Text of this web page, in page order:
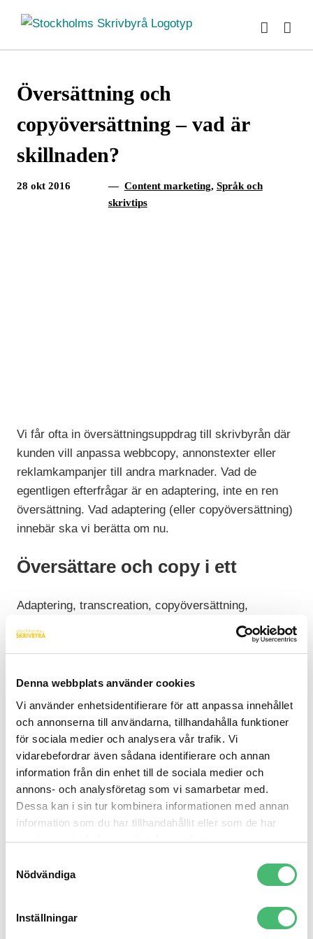
Denna webbplats använder cookies
Vi använder enhetsidentifierare för att anpassa innehållet
och annonserna till användarna, tillhandahålla funktioner
för sociala medier och analysera vår trafik. Vi
vidarebefordrar även sådana identifierare och annan
information från din enhet till de sociala medier och
annons- och analysföretag som vi samarbetar med.
Dessa kan i sin tur kombinera informationen med annan
information som du har tillhandahållit eller som de har
samlat in när du har använt deras tjänster.
Nödvändiga
Inställningar
innehållet
Översättning och
copyöversättning – vad är
skillnaden?
28 okt 2016 — Content marketing, Språk och
skrivtips
Vi får ofta in översättningsuppdrag till skrivbyrån där
kunden vill anpassa webbcopy, annonstexter eller
reklamkampanjer till andra marknader. Vad de
egentligen efterfrågar är en adaptering, inte en ren
översättning. Vad adaptering (eller copyöversättning)
innebär ska vi berätta om nu.
Översättare och copy i ett
Adaptering, transcreation, copyöversättning,
reklamöversättning. Kärt barn har många namn. För
att en översättning ska kunna övertyga och skapa
behållning och frammana samma känslor som på
originalspråket. Här krävs en fin avvägning i både
språk och tonalitet. Därför behöver man både
översättares förmåga att sätta sig in i andra
språkdräkter och en copywriters känsla för tonalitet,
komposition och hur man skapar effekt på aktuella
marknaden. En van översättare har en fantastisk
förmåga att transformera en text till ett annat språk
copyöversättning, med hänseende till exempelvis
kulturella skillnader, skilja sig ganska markant från